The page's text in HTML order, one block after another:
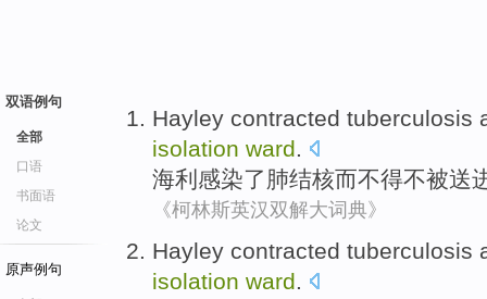
双语例句
全部
口语
书面语
论文
原声例句
Hayley contracted tuberculosis
isolation ward.
海利 感染了 肺结核而不得不被送
《柯林斯英汉双解大词典》
Hayley contracted tuberculosis
isolation ward.